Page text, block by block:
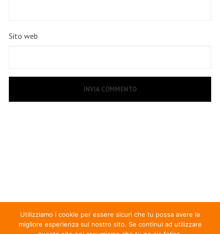
Sito web
Utilizziamo i cookie per essere sicuri che tu possa avere la
migliore esperienza sul nostro sito. Se continui ad utilizzare